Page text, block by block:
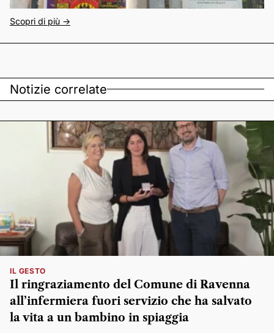
Scopri di più ->
Notizie correlate
IL GESTO
Il ringraziamento del Comune di Ravenna
all’infermiera fuori servizio che ha salvato
la vita a un bambino in spiaggia